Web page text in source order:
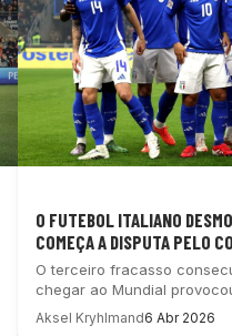
O FUTEBOL ITALIANO
COMEÇA A DISPUTA PELO
O terceiro fracasso
chegar ao Mundial
Aksel Kryhlmand6 Abr 2026